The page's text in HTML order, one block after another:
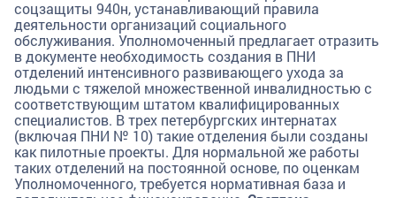
соцзащиты 940н, устанавливающий правила
деятельности организаций социального
обслуживания. Уполномоченный предлагает отразить
в документе необходимость создания в ПНИ
отделений интенсивного развивающего ухода за
людьми с тяжелой множественной инвалидностью с
соответствующим штатом квалифицированных
специалистов. В трех петербургских интернатах
(включая ПНИ № 10) такие отделения были созданы
как пилотные проекты. Для нормальной же работы
таких отделений на постоянной основе, по оценкам
Уполномоченного, требуется нормативная база и